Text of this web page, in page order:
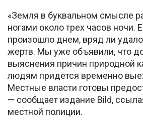
«Земля в буквальном смысле
ногами около трех часов ночи.
произошло днем, вряд ли
жертв. Мы уже объявили, что
выяснения причин природной
людям придется временно
Местные власти готовы
— сообщает издание Bild,
местной полиции.